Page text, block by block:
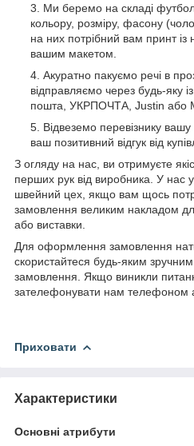
Ми беремо на складі
кольору, розміру, фасону
на них потрібний вам принт із
вашим макетом.
Акуратно пакуємо речі в
відправляємо через будь-яку
пошта, УКРПОЧТА, Justin або
Відвеземо перевізнику
ваш позитивний відгук від
З огляду на нас, ви отримуєте
перших рук від виробника. У нас у
швейний цех, якщо вам щось
замовлення великим накладом
або виставки.
Для оформлення замовлення
скористайтеся будь-яким
замовлення. Якщо виникли
зателефонувати нам телефоном
Приховати
Характеристики
Основні атрибути